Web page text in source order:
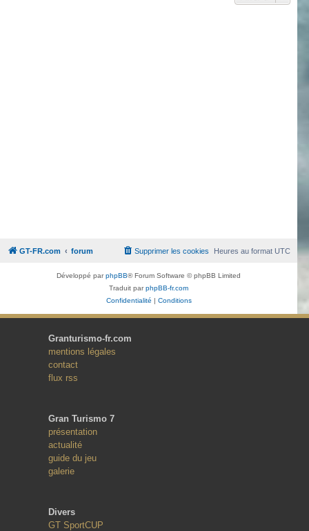
GT-FR.com forum Heures au formatUTC
Supprimer les cookies
Développé parphpBB® Forum Software © phpBB Limited
Traduit parphpBB-fr.com
Confidentialité | Conditions
Granturismo-fr.com
mentions légales
contact
flux rss
Gran Turismo 7
présentation
actualité
guide du jeu
galerie
Divers
GT SportCUP